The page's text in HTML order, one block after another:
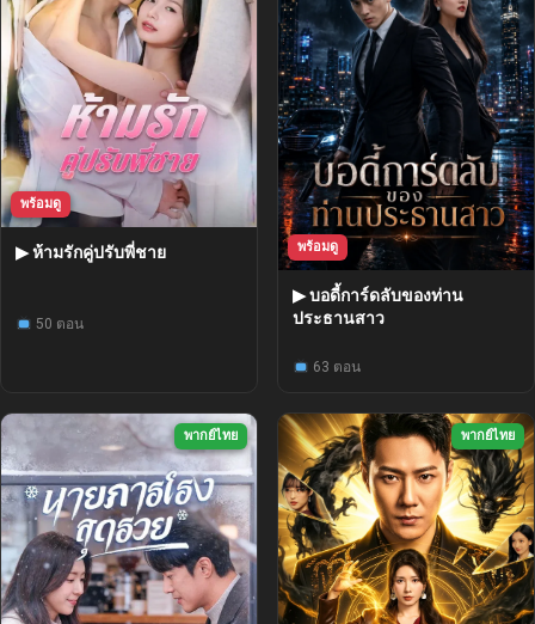
พร้อมดู
▶ ห้ามรักคู่ปรับพี่ชาย
50 ตอน
พร้อมดู
▶ บอดี้การ์ดลับของท่าน
ประธานสาว
63 ตอน
พากย์ไทย พากย์ไทย